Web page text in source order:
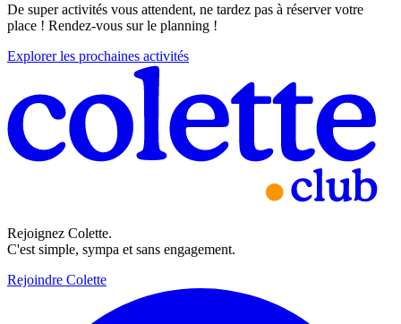
De super activités vous attendent, ne tardez pas à réserver votre
place ! Rendez-vous sur le planning !
Explorer les prochaines activités
Rejoignez Colette.
C'est simple, sympa et sans engagement.
Rejoindre Colette